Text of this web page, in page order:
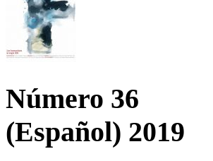
Número 36
(Español) 2019